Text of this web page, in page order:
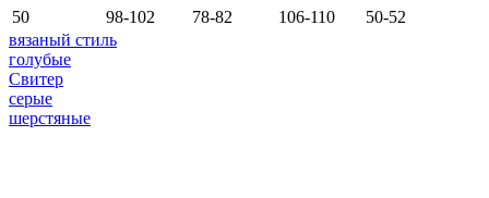
50
98-102 78-82 106-110
50-52
вязаный стиль
голубые
Свитер
серые
шерстяные